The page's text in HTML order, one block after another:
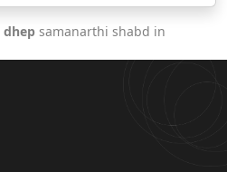
dhep samanarthi shabd in